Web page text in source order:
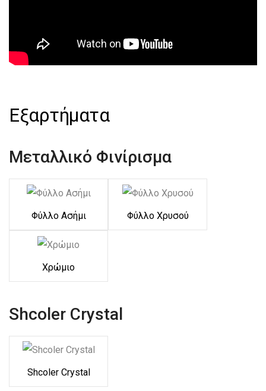
Εξαρτήματα
Μεταλλικό Φινίρισμα
Φύλλο Ασήμι Φύλλο Χρυσού
Χρώμιο
Shcoler Crystal
Shcoler Crystal